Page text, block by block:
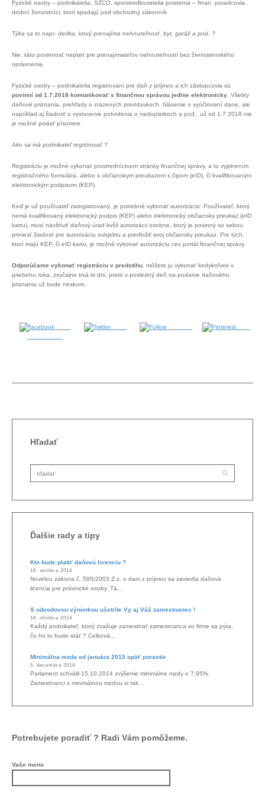
Fyzické osoby – podnikatelia. SZČO, sprostredkovatelia poistenia – finan. poradcovia,
drobní živnostníci, ktorí spadajú pod obchodný zákonník
Týka sa to napr. dedka, ktorý prenajíma nehnuteľnosť, byt, garáž a pod. ?
Nie, táto povinnosť neplatí pre prenajímateľov nehnuteľností bez živnostenského
oprávnenia.
Fyzické osoby – podnikatelia registrovaní pre daň z príjmov a ich zástupcovia sú
povinní od 1.7.2018 komunikovať s finančnou správou jedine elektronicky . Všetky
daňové priznania, prehľady o zrazených preddavkoch, hlásenie o vyúčtovaní dane, ale
napríklad aj žiadosť o vystavenie potvrdenia o nedoplatkoch a pod., už od 1.7 2018 nie
je možné podať písomne.
Ako sa má podnikateľ registrovať ?
Registráciu je možné vykonať prostredníctvom stránky finančnej správy, a to vyplnením
registračného formulára, alebo s občianskym preukazom s čipom (eID), či kvalifikovaným
elektronickým podpisom (KEP).
Keď je už používateľ zaregistrovaný, je potrebné vykonať autorizáciu. Používateľ, ktorý
nemá kvalifikovaný elektronický podpis (KEP) alebo elektronický občiansky preukaz (eID
kartu), musí navštíviť daňový úrad kvôli autorizácii osobne, ktorý je povinný so sebou
priniesť žiadosť pre autorizáciu subjektu a predložiť svoj občiansky preukaz. Pre tých,
ktorí majú KEP, či eID kartu, je možné vykonať autorizáciu cez portál finančnej správy.
Odporúčame vykonať registráciu v predstihu , môžete ju vykonať kedykoľvek v
priebehu roka. zvyčajne trvá tri dni, preto v posledný deň na podanie daňového
priznania už bude neskoro.
Share
Tweet Save
Hľadať
Ďalšie rady a tipy
Kto bude platiť daňovú licenciu ?
16. októbra 2014
Novelou zákona č. 595/2003 Z.z. o dani z príjmov sa zaviedla daňová
licencia pre právnické osoby. Tá...
S odvodovou výnimkou ušetríte Vy aj Váš zamestnanec !
16. októbra 2014
Každý podnikateľ, ktorý zvažuje zamestnať zamestnanca vo firme sa pýta,
čo ho to bude stáť ? Celková...
Minimálna mzda od januára 2015 opäť porastie
5. decembra 2014
Parlament schválil 15.10.2014 zvýšenie minimálne mzdy o 7,95%.
Zamestnanci s minimálnou mzdou si tak...
Potrebujete poradiť ? Radi Vám pomôžeme.
Vaše meno